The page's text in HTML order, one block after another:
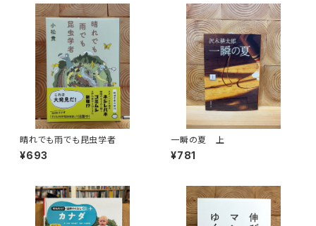
晴れでも雨でも昆虫学者
¥693
一瞬の夏 上
¥781